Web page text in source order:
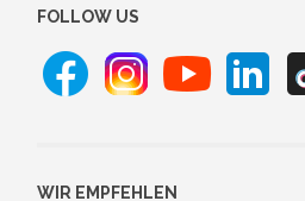
FOLLOW US
WIR EMPFEHLEN